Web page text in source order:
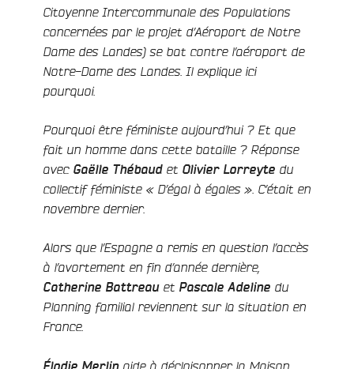
Citoyenne Intercommunale des Populations
concernées par le projet d’Aéroport de Notre
Dame des Landes) se bat contre l’aéroport de
Notre-Dame des Landes. Il explique ici
pourquoi.
Pourquoi être féministe aujourd’hui ? Et que
fait un homme dans cette bataille ? Réponse
avec Gaëlle Thébaud et Olivier Lorreyte du
collectif féministe « D’égal à égales ». C’était en
novembre dernier.
Alors que l’Espagne a remis en question l’accès
à l’avortement en fin d’année dernière,
Catherine Battreauet Pascale Adeline du
Planning familial reviennent sur la situation en
France.
Élodie Merlinaide à décloisonner la Maison